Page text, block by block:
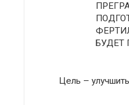
БУДЕТ
Цель –